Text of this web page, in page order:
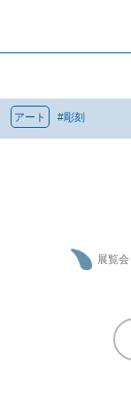
アート #彫刻
展覧会